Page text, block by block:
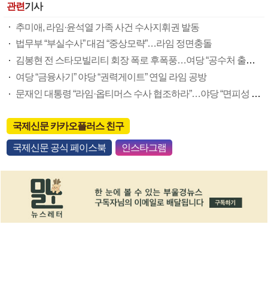
관련기사
추미애, 라임·윤석열 가족 사건 수사지휘권 발동
법무부 “부실수사” 대검 “중상모략”…라임 정면충돌
김봉현 전 스타모빌리티 회장 폭로 후폭풍…여당 “공수처 출범을” 야당 “특검 도입하자”
여당 “금융사기” 야당 “권력게이트” 연일 라임 공방
문재인 대통령 “라임·옵티머스 수사 협조하라”…야당 “면피성 아니길”
국제신문 카카오플러스 친구
국제신문 공식 페이스북 인스타그램